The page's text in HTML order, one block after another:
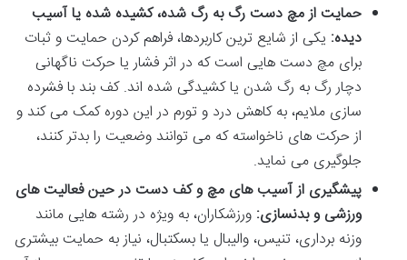
حمایت از مچ دست رگ به رگ شده، کشیده شده یا آسیب
دیده: یکی از شایع ترین کاربردها، فراهم کردن حمایت و ثبات
برای مچ دست هایی است که در اثر فشار یا حرکت ناگهانی
دچار رگ به رگ شدن یا کشیدگی شده اند. کف بند با فشرده
سازی ملایم، به کاهش درد و تورم در این دوره کمک می کند و
از حرکت های ناخواسته که می توانند وضعیت را بدتر کنند،
جلوگیری می نماید.
پیشگیری از آسیب های مچ و کف دست در حین فعالیت های
ورزشی و بدنسازی: ورزشکاران، به ویژه در رشته هایی مانند
وزنه برداری، تنیس، والیبال یا بسکتبال، نیاز به حمایت بیشتری